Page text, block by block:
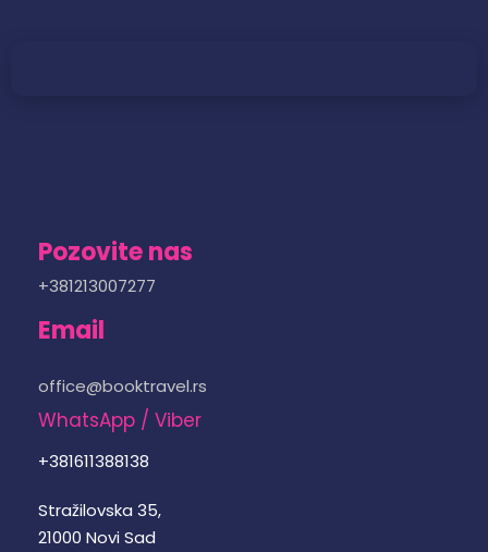
Pozovite nas
+381213007277
Email
office@booktravel.rs
WhatsApp / Viber
+381611388138
Stražilovska 35,
21000 Novi Sad